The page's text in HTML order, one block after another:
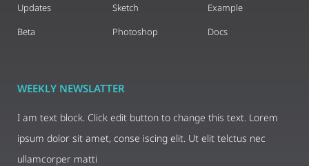
Updates
Beta
Sketch
Photoshop
Example
Docs
WEEKLY NEWSLATTER
I am text block. Click edit button to change this text. Lorem
ipsum dolor sit amet, conse iscing elit. Ut elit telctus nec
ullamcorper matti